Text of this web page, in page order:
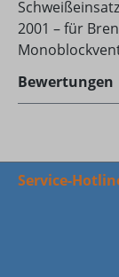
2001 – für
Bewertungen
Service-